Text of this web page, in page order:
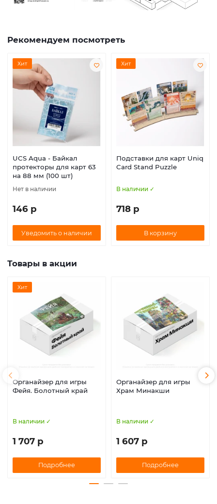
Рекомендуем посмотреть
Хит
UCS Aqua - Байкал
протекторы для карт 63
на 88 мм (100 шт)
Нет в наличии
146 р
Уведомить о наличии
Хит
Подставки для карт Uniq
Card Stand Puzzle
В наличии ✓
718 р
В корзину
Товары в акции
Хит
Органайзер для игры
Фейя. Болотный край
В наличии ✓
1 707 р
Подробнее
Органайзер для игры
Храм Минакши
В наличии ✓
1 607 р
Подробнее